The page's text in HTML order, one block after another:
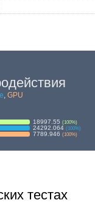
, GPU
18997.55 (100%)
24292.064 (100%)
7789.946 (100%)
тестах